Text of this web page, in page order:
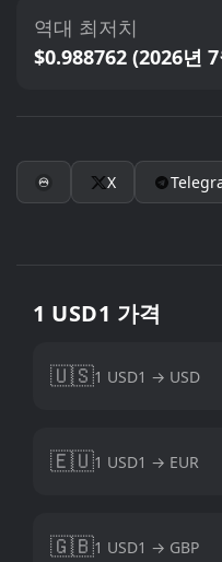
역대 최저치
$0.988762 (2026년
X
1 USD1 가격
🇺🇸1 USD1 → USD
🇪🇺1 USD1 → EUR
🇬🇧1 USD1 → GBP